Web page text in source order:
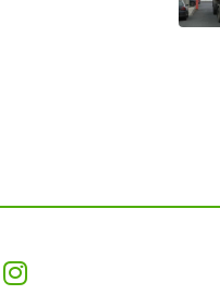
Facebook
Instagram